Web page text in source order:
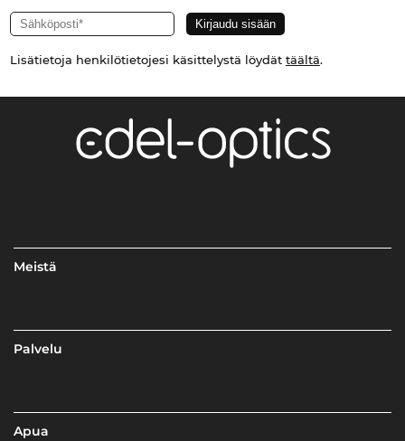
Lisätietoja henkilötietojesi käsittelystä löydät täältä.
Meistä
Palvelu
Apua